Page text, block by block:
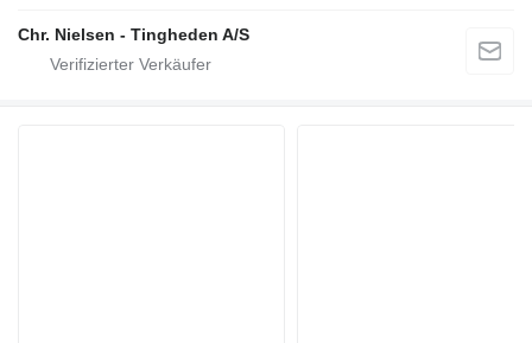
Chr. Nielsen - Tingheden A/S